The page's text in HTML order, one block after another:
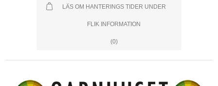
LÄS OM HANTERINGS TIDER UNDER
FLIK INFORMATION
(0)